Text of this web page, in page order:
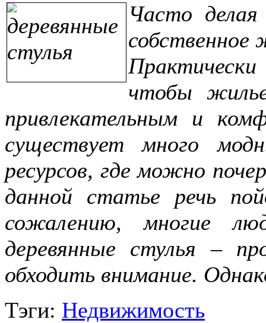
Часто
собственное
чтобы
привлекательным и
существует много
ресурсов, где можно
данной статье речь
сожалению, многие
деревянные стулья –
обходить внимание.
Тэги: Недвижимость